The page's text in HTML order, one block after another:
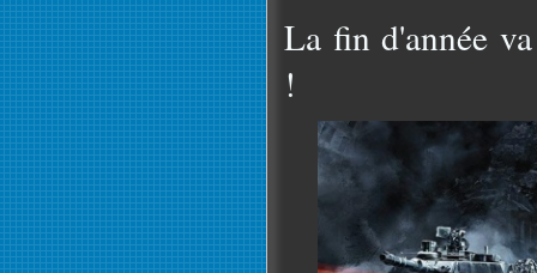
La fin d'année
!